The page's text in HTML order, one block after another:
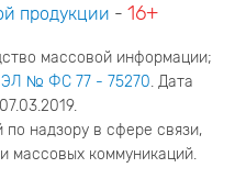
продукции - 16+
массовой информации;
ЭЛ № ФС 77 - 75270. Дата
надзору в сфере связи,
массовых коммуникаций.